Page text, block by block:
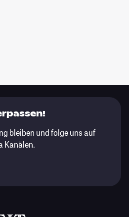
bleiben und folge uns auf
Kanälen.